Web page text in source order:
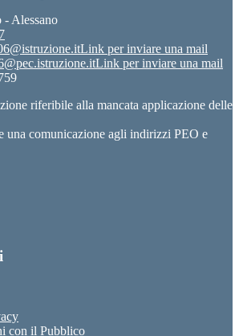
- Alessano
Link per inviare una mail
Link per inviare una mail
riferibile alla mancata applicazione delle
una comunicazione agli indirizzi PEO e
con il Pubblico